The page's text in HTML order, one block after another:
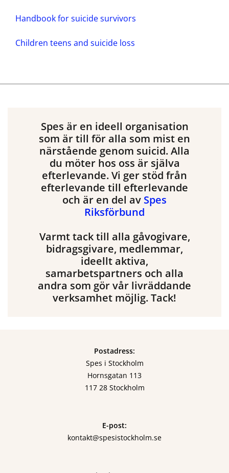
Handbook for suicide survivors
Children teens and suicide loss
Spes är en ideell organisation
som är till för alla som mist en
närstående genom suicid. Alla
du möter hos oss är själva
efterlevande. Vi ger stöd från
efterlevande till efterlevande
och är en del av Spes
Riksförbund
Varmt tack till alla gåvogivare,
bidragsgivare, medlemmar,
ideellt aktiva,
samarbetspartners och alla
andra som gör vår livräddande
verksamhet möjlig. Tack!
Postadress:
Spes i Stockholm
Hornsgatan 113
117 28 Stockholm
E-post:
kontakt@spesistockholm.se